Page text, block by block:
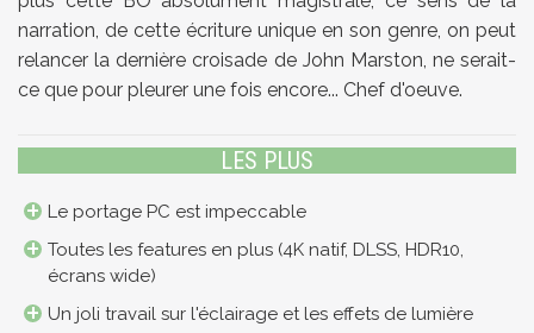
narration, de cette écriture unique en son genre, on peut
relancer la dernière croisade de John Marston, ne serait-
ce que pour pleurer une fois encore... Chef d'oeuve.
LES PLUS
Le portage PC est impeccable
Toutes les features en plus (4K natif, DLSS, HDR10,
écrans wide)
Un joli travail sur l'éclairage et les effets de lumière